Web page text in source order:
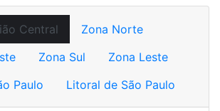
Central
Zona Norte
Zona Sul
Zona Leste
Paulo
Litoral de São Paulo